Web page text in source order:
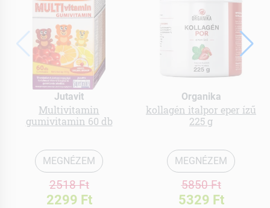
Jutavit
Multivitamin
gumivitamin 60 db
MEGNÉZEM
2518 Ft
2299 Ft
Organika
kollagén italpor eper ízű
225 g
MEGNÉZEM
5850 Ft
5329 Ft